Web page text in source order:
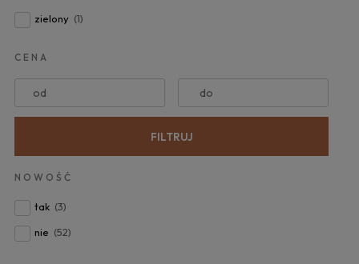
zielony (1)
CENA
od do
FILTRUJ
NOWOŚĆ
tak (3)
nie (52)